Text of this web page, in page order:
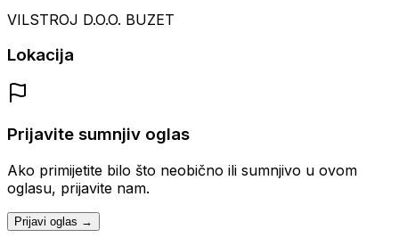
VILSTROJ D.O.O. BUZET
Lokacija
Prijavite sumnjiv oglas
Ako primijetite bilo što neobično ili sumnjivo u ovom
oglasu, prijavite nam.
Prijavi oglas →